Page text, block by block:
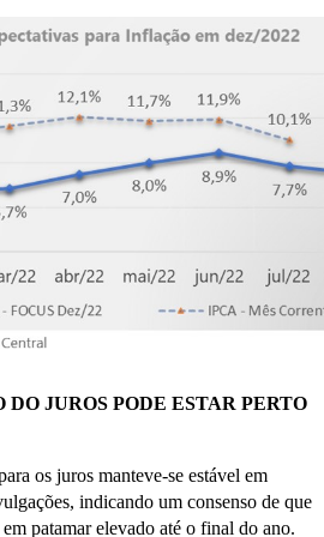
JUROS PODE ESTAR PERTO
os juros manteve-se estável em
indicando um consenso de que
patamar elevado até o final do ano.